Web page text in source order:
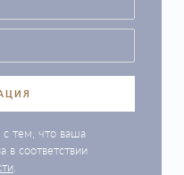
с тем, что ваша
в соответствии